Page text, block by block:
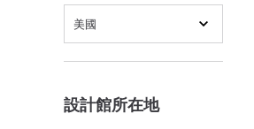
美國
設計館所在地